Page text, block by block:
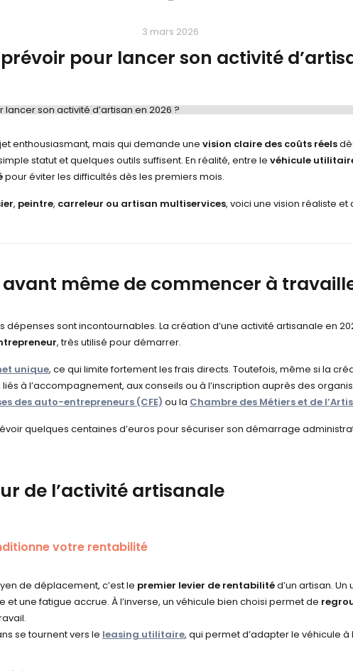
3 mars 2026
pour lancer son activité
son activité d’artisan en 2026 ?
enthousiasmant, mais qui demande une vision claire des coûts réels
statut et quelques outils suffisent. En réalité, entre le véhicule
pour éviter les difficultés dès les premiers mois.
, peintre, carreleur ou artisan multiservices, voici une vision réaliste et
avant même de commencer à
dépenses sont incontournables. La création d’une activité artisanale en
, très utilisé pour démarrer.
unique, ce qui limite fortement les frais directs. Toutefois, même si la
à l’accompagnement, aux conseils ou à l’inscription auprès des
des auto-entrepreneurs (CFE) ou la Chambre des Métiers et de
quelques centaines d’euros pour sécuriser son démarrage
de l’activité artisanale
votre rentabilité
de déplacement, c’est le premier levier de rentabilitéd’un artisan.
une fatigue accrue. À l’inverse, un véhicule bien choisi permet de
se tournent vers le leasing utilitaire, qui permet d’adapter le véhicule